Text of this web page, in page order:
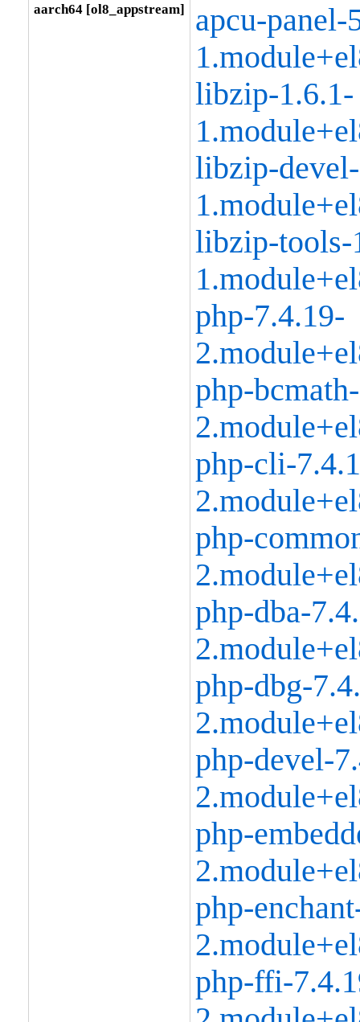
aarch64 [ol8_appstream]
apcu-panel-
libzip-1.6.1-
libzip-
libzip-tools-
php-7.4.19-
php-
php-cli-
php-
php-dba-
php-dbg-
php-devel-
php-
php-
php-ffi-